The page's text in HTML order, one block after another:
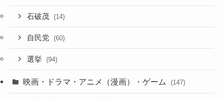
石破茂 (14)
自民党 (60)
選挙 (94)
映画・ドラマ・アニメ（漫画）・ゲーム (147)